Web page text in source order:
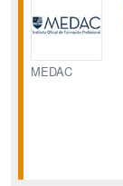
MEDAC